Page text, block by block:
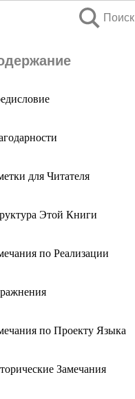
Поиск
для Читателя
Этой Книги
по Реализации
по Проекту Языка
Замечания